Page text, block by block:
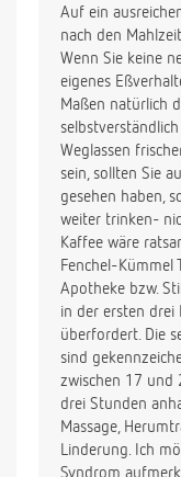
Auf ein
nach den
Wenn Sie keine
eigenes
Maßen natürlich
Weglassen
sein, sollten Sie
gesehen haben,
weiter trinken-
Kaffee wäre
Fenchel-Kümmel
Apotheke bzw.
in der ersten drei
überfordert. Die
sind
zwischen 17 und
drei Stunden
Massage,
Linderung. Ich
Syndrom